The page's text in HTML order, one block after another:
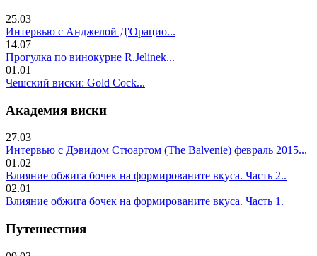
25.03
Интервью с Анджелой Д'Орацио...
14.07
Прогулка по винокурне R.Jelinek...
01.01
Чешский виски: Gold Cock...
Академия виски
27.03
Интервью с Дэвидом Стюартом (The Balvenie) февраль 2015...
01.02
Влияние обжига бочек на формированите вкуса. Часть 2..
02.01
Влияние обжига бочек на формированите вкуса. Часть 1.
Путешествия